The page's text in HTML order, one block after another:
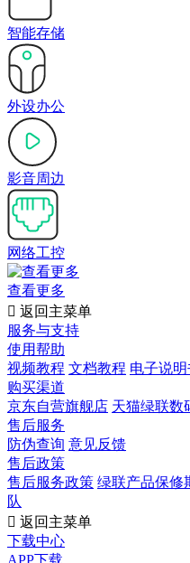
智能存储
外设办公
影音周边
网络工控
查看更多
 返回主菜单
服务与支持
使用帮助
视频教程 文档教程 电子说明
购买渠道
京东自营旗舰店 天猫绿联数
售后服务
防伪查询 意见反馈
售后政策
售后服务政策 绿联产品保修
队
 返回主菜单
下载中心
APP下载